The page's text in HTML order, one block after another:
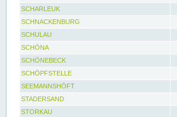
SCHARLEUK
SCHNACKENBURG
SCHULAU
SCHÖNA
SCHÖNEBECK
SCHÖPFSTELLE
SEEMANNSHÖFT
STADERSAND
STORKAU